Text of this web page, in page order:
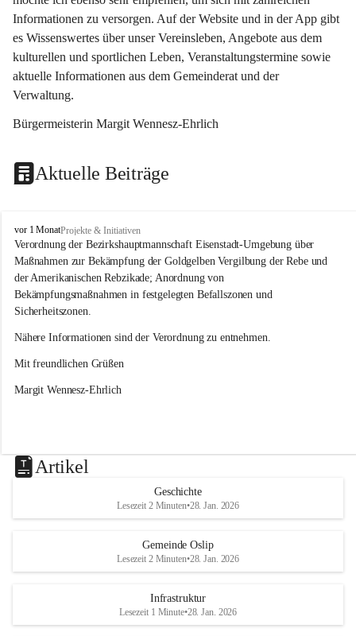
Informationen zu versorgen. Auf der Website und in der App gibt
es Wissenswertes über unser Vereinsleben, Angebote aus dem
kulturellen und sportlichen Leben, Veranstaltungstermine sowie
aktuelle Informationen aus dem Gemeinderat und der
Verwaltung.
Bürgermeisterin Margit Wennesz-Ehrlich
Aktuelle Beiträge
O
s
l
i
p
vor 1 MonatProjekte & Initiativen
Verordnung der Bezirkshauptmannschaft Eisenstadt-Umgebung über
Maßnahmen zur Bekämpfung der Goldgelben Vergilbung der Rebe und
der Amerikanischen Rebzikade; Anordnung von
Bekämpfungsmaßnahmen in festgelegten Befallszonen und
Sicherheitszonen.
Nähere Informationen sind der Verordnung zu entnehmen.
Mit freundlichen Grüßen
Margit Wennesz-Ehrlich
Artikel
Geschichte
Lesezeit 2 Minuten•28. Jan. 2026
Gemeinde Oslip
Lesezeit 2 Minuten•28. Jan. 2026
Infrastruktur
Lesezeit 1 Minute•28. Jan. 2026